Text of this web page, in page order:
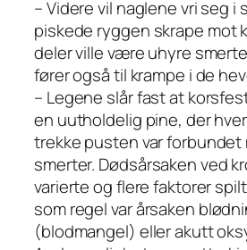
– Videre vil naglene vri seg i
piskede ryggen skrape mot
deler ville være uhyre
fører også til krampe i de
– Legene slår fast at
en uutholdelig pine, der
trekke pusten var forbundet
smerter. Dødsårsaken ved
varierte og flere faktorer
som regel var årsaken
(blodmangel) eller akutt